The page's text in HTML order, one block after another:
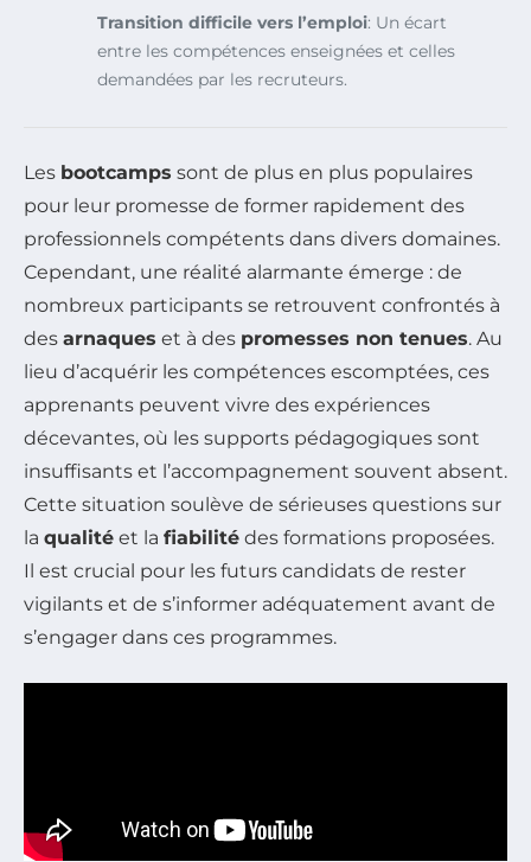
Transition difficile vers l’emploi: Un écart
entre les compétences enseignées et celles
demandées par les recruteurs.
Les bootcamps sont de plus en plus populaires
pour leur promesse de former rapidement des
professionnels compétents dans divers domaines.
Cependant, une réalité alarmante émerge : de
nombreux participants se retrouvent confrontés à
des arnaques et à des promesses non tenues. Au
lieu d’acquérir les compétences escomptées, ces
apprenants peuvent vivre des expériences
décevantes, où les supports pédagogiques sont
insuffisants et l’accompagnement souvent absent.
Cette situation soulève de sérieuses questions sur
la qualité et la fiabilité des formations proposées.
Il est crucial pour les futurs candidats de rester
vigilants et de s’informer adéquatement avant de
s’engager dans ces programmes.